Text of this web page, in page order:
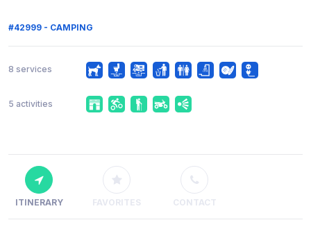
#42999 - CAMPING
8 services
5 activities
ITINERARY FAVORITES CONTACT